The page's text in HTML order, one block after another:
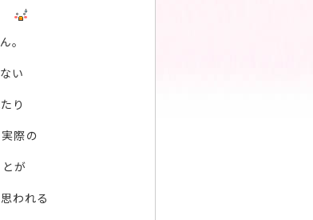
。
い
り
際の
が
われる